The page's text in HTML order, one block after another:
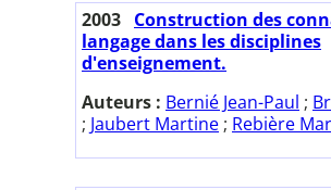
2003 Construction des
langage dans les disciplines
d'enseignement.
Auteurs : Bernié Jean-Paul ;
; Jaubert Martine ; Rebière